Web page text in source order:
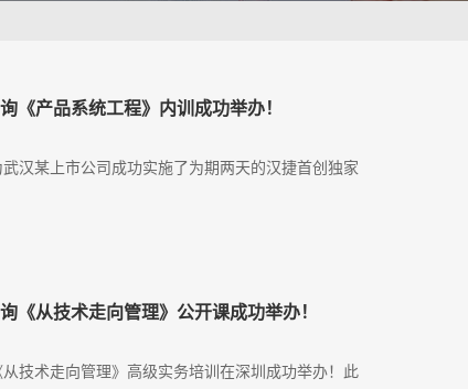
《产品系统工程》内训成功举办！
汉某上市公司成功实施了为期两天的汉捷首创独家
《从技术走向管理》公开课成功举办！
技术走向管理》高级实务培训在深圳成功举办！此